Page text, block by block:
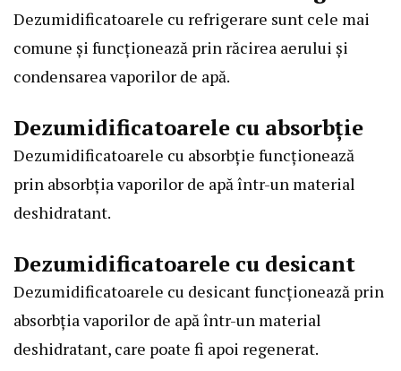
Dezumidificatoarele cu refrigerare sunt cele mai
comune și funcționează prin răcirea aerului și
condensarea vaporilor de apă.
Dezumidificatoarele cu absorbție
Dezumidificatoarele cu absorbție funcționează
prin absorbția vaporilor de apă într-un material
deshidratant.
Dezumidificatoarele cu desicant
Dezumidificatoarele cu desicant funcționează prin
absorbția vaporilor de apă într-un material
deshidratant, care poate fi apoi regenerat.